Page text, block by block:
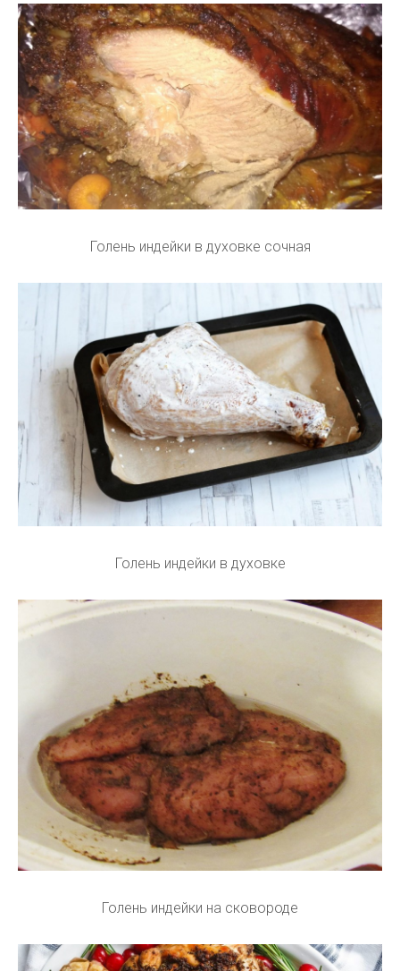
Голень индейки в духовке сочная
Голень индейки в духовке
Голень индейки на сковороде